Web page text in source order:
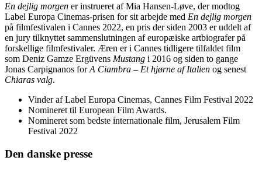
En dejlig morgen er instrueret af Mia Hansen-Løve, der modtog
Label Europa Cinemas-prisen for sit arbejde med En dejlig morgen
på filmfestivalen i Cannes 2022, en pris der siden 2003 er uddelt af
en jury tilknyttet sammenslutningen af europæiske artbiografer på
forskellige filmfestivaler. Æren er i Cannes tidligere tilfaldet film
som Deniz Gamze Ergüvens Mustang i 2016 og siden to gange
Jonas Carpignanos forA Ciambra – Et hjørne af Italien og senest
Chiaras valg.
Vinder af Label Europa Cinemas, Cannes Film Festival 2022
Nomineret til European Film Awards.
Nomineret som bedste internationale film, Jerusalem Film
Festival 2022
Den danske presse